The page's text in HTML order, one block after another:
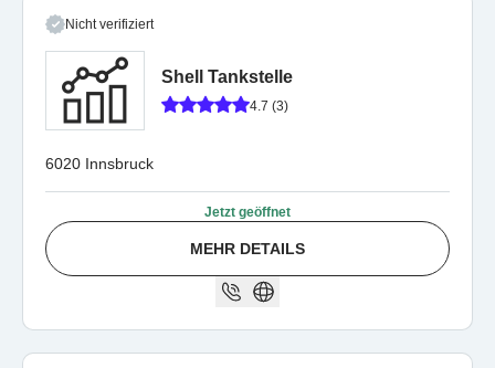
Nicht verifiziert
Shell Tankstelle
4.7 (3)
6020 Innsbruck
Jetzt geöffnet
MEHR DETAILS